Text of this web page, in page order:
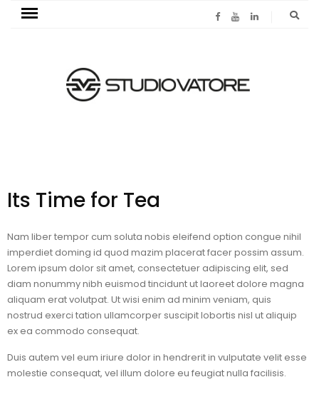
Its Time for Tea
Nam liber tempor cum soluta nobis eleifend option congue nihil
imperdiet doming id quod mazim placerat facer possim assum.
Lorem ipsum dolor sit amet, consectetuer adipiscing elit, sed
diam nonummy nibh euismod tincidunt ut laoreet dolore magna
aliquam erat volutpat. Ut wisi enim ad minim veniam, quis
nostrud exerci tation ullamcorper suscipit lobortis nisl ut aliquip
ex ea commodo consequat.
Duis autem vel eum iriure dolor in hendrerit in vulputate velit esse
molestie consequat, vel illum dolore eu feugiat nulla facilisis.